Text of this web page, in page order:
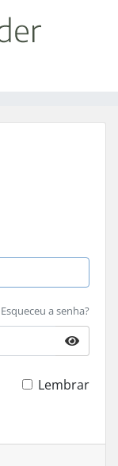
Esqueceu a senha?
Lembrar